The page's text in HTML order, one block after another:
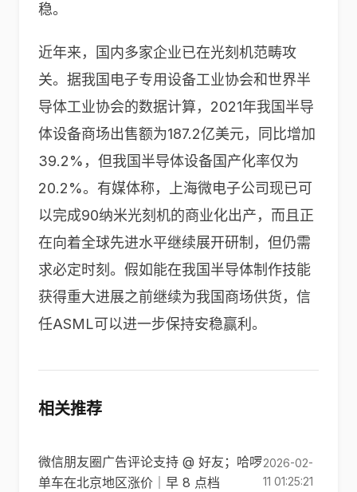
稳。
近年来，国内多家企业已在光刻机范畴攻
关。据我国电子专用设备工业协会和世界半
导体工业协会的数据计算，2021年我国半导
体设备商场出售额为187.2亿美元，同比增加
39.2%，但我国半导体设备国产化率仅为
20.2%。有媒体称，上海微电子公司现已可
以完成90纳米光刻机的商业化出产，而且正
在向着全球先进水平继续展开研制，但仍需
求必定时刻。假如能在我国半导体制作技能
获得重大进展之前继续为我国商场供货，信
任ASML可以进一步保持安稳赢利。
相关推荐
微信朋友圈广告评论支持 @ 好友；哈啰
单车在北京地区涨价｜早 8 点档
2026-02-
11 01:25:21